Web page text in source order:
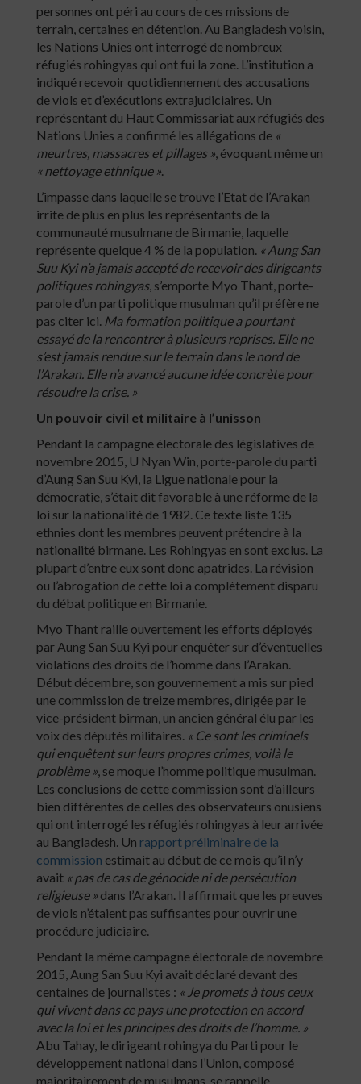
personnes ont péri au cours de ces missions de
terrain, certaines en détention. Au Bangladesh voisin,
les Nations Unies ont interrogé de nombreux
réfugiés rohingyas qui ont fui la zone. L’institution a
indiqué recevoir quotidiennement des accusations
de viols et d’exécutions extrajudiciaires. Un
représentant du Haut Commissariat aux réfugiés des
Nations Unies a confirmé les allégations de «
meurtres, massacres et pillages », évoquant même un
« nettoyage ethnique ».
L’impasse dans laquelle se trouve l’Etat de l’Arakan
irrite de plus en plus les représentants de la
communauté musulmane de Birmanie, laquelle
représente quelque 4 % de la population. « Aung San
Suu Kyi n’a jamais accepté de recevoir des dirigeants
politiques rohingyas, s’emporte Myo Thant, porte-
parole d’un parti politique musulman qu’il préfère ne
pas citer ici. Ma formation politique a pourtant
essayé de la rencontrer à plusieurs reprises. Elle ne
s’est jamais rendue sur le terrain dans le nord de
l’Arakan. Elle n’a avancé aucune idée concrète pour
résoudre la crise. »
Un pouvoir civil et militaire à l’unisson
Pendant la campagne électorale des législatives de
novembre 2015, U Nyan Win, porte-parole du parti
d’Aung San Suu Kyi, la Ligue nationale pour la
démocratie, s’était dit favorable à une réforme de la
loi sur la nationalité de 1982. Ce texte liste 135
ethnies dont les membres peuvent prétendre à la
nationalité birmane. Les Rohingyas en sont exclus. La
plupart d’entre eux sont donc apatrides. La révision
ou l’abrogation de cette loi a complètement disparu
du débat politique en Birmanie.
Myo Thant raille ouvertement les efforts déployés
par Aung San Suu Kyi pour enquêter sur d’éventuelles
violations des droits de l’homme dans l’Arakan.
Début décembre, son gouvernement a mis sur pied
une commission de treize membres, dirigée par le
vice-président birman, un ancien général élu par les
voix des députés militaires. « Ce sont les criminels
qui enquêtent sur leurs propres crimes, voilà le
problème », se moque l’homme politique musulman.
Les conclusions de cette commission sont d’ailleurs
bien différentes de celles des observateurs onusiens
qui ont interrogé les réfugiés rohingyas à leur arrivée
au Bangladesh. Un rapport préliminaire de la
commission estimait au début de ce mois qu’il n’y
avait « pas de cas de génocide ni de persécution
religieuse » dans l’Arakan. Il affirmait que les preuves
de viols n’étaient pas suffisantes pour ouvrir une
procédure judiciaire.
Pendant la même campagne électorale de novembre
2015, Aung San Suu Kyi avait déclaré devant des
centaines de journalistes : « Je promets à tous ceux
qui vivent dans ce pays une protection en accord
avec la loi et les principes des droits de l’homme. »
Abu Tahay, le dirigeant rohingya du Parti pour le
développement national dans l’Union, composé
majoritairement de musulmans, se rappelle